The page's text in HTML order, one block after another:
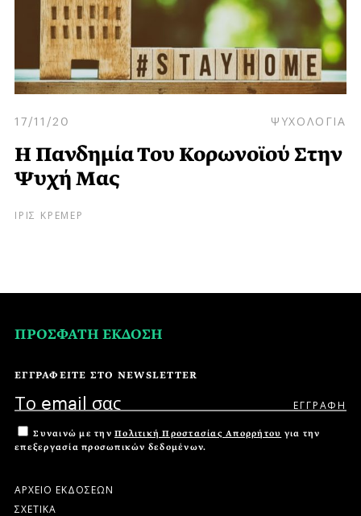
17/11/20 ΨΥΧΟΛΟΓΙΑ
Η Πανδημία Του Κορωνοϊού Στην
Ψυχή Μας
ΙΡΙΣ ΚΡΕΜΕΡ
ΠΡΟΣΦΑΤΗ ΕΚΔΟΣΗ
ΕΓΓΡΑΦΕΙΤΕ ΣΤΟ NEWSLETTER
Συναινώ με την Πολιτική Προστασίας Απορρήτου για την
επεξεργασία προσωπικών δεδομένων.
ΑΡΧΕΙΟ ΕΚΔΟΣΕΩΝ
ΣΧΕΤΙΚΑ